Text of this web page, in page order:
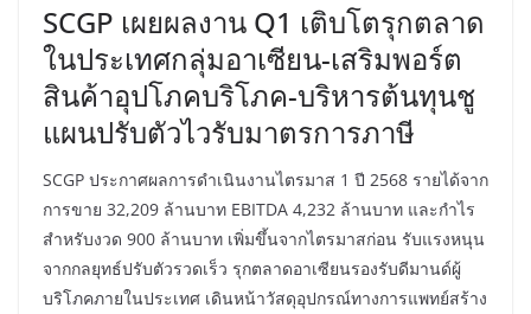
SCGP เผยผลงาน Q1 เติบโตรุกตลาด
ในประเทศกลุ่มอาเซียน-เสริมพอร์ต
สินค้าอุปโภคบริโภค-บริหารต้นทุนชู
แผนปรับตัวไวรับมาตรการภาษี
SCGP ประกาศผลการดำเนินงานไตรมาส 1 ปี 2568 รายได้จาก
การขาย 32,209 ล้านบาท EBITDA 4,232 ล้านบาท และกำไร
สำหรับงวด 900 ล้านบาท เพิ่มขึ้นจากไตรมาสก่อน รับแรงหนุน
จากกลยุทธ์ปรับตัวรวดเร็ว รุกตลาดอาเซียนรองรับดีมานด์ผู้
บริโภคภายในประเทศ เดินหน้าวัสดุอุปกรณ์ทางการแพทย์สร้าง